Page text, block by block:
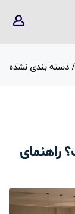
دسته بندی نشده
راهنمای